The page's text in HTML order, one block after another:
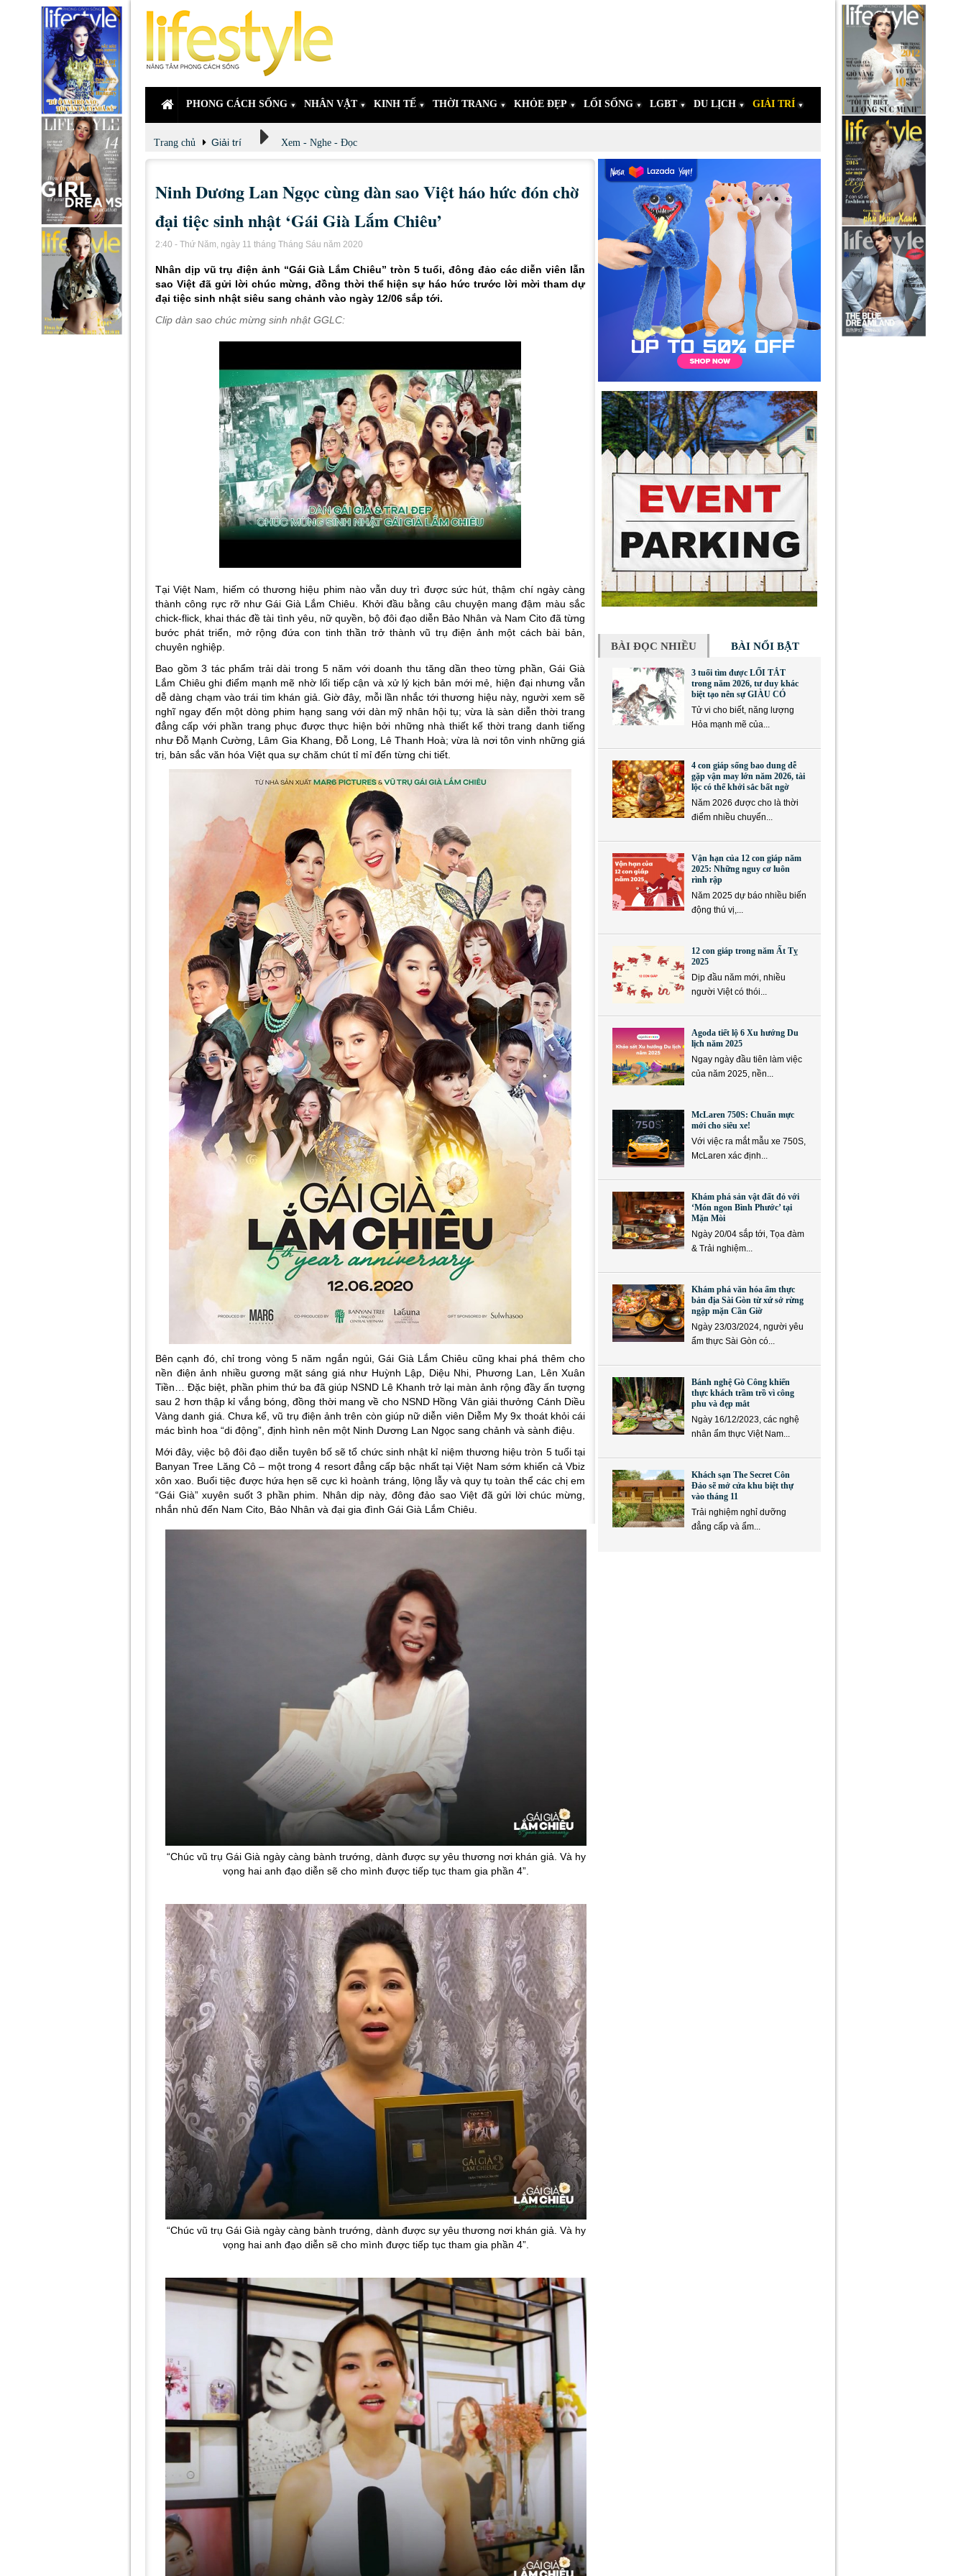
PHONG CÁCH SỐNG NHÂN VẬT KINH TẾ THỜI TRANG KHỎE ĐẸP LỐI SỐNG LGBT DU LỊCH GIẢI TRÍ
Trang chủ Giải trí Xem - Nghe - Đọc
Ninh Dương Lan Ngọc cùng dàn sao Việt háo hức đón chờ
đại tiệc sinh nhật ‘Gái Già Lắm Chiêu’
2:40 - Thứ Năm, ngày 11 tháng Tháng Sáu năm 2020
Nhân dịp vũ trụ điện ảnh “Gái Già Lắm Chiêu” tròn 5 tuổi, đông đảo các diễn viên lẫn
sao Việt đã gửi lời chúc mừng, đồng thời thể hiện sự háo hức trước lời mời tham dự
đại tiệc sinh nhật siêu sang chảnh vào ngày 12/06 sắp tới.
Clip dàn sao chúc mừng sinh nhật GGLC:
Tại Việt Nam, hiếm có thương hiệu phim nào vẫn duy trì được sức hút, thậm chí ngày càng
thành công rực rỡ như Gái Già Lắm Chiêu. Khởi đầu bằng câu chuyện mang đậm màu sắc
chick-flick, khai thác đề tài tình yêu, nữ quyền, bộ đôi đạo diễn Bảo Nhân và Nam Cito đã từng
bước phát triển, mở rộng đứa con tinh thần trở thành vũ trụ điện ảnh một cách bài bản,
chuyên nghiệp.
Bao gồm 3 tác phẩm trải dài trong 5 năm với doanh thu tăng dần theo từng phần, Gái Già
Lắm Chiêu ghi điểm mạnh mẽ nhờ lối tiếp cận và xử lý kịch bản mới mẻ, hiện đại nhưng vẫn
dễ dàng chạm vào trái tim khán giả. Giờ đây, mỗi lần nhắc tới thương hiệu này, người xem sẽ
nghĩ ngay đến một dòng phim hạng sang với dàn mỹ nhân hội tụ; vừa là sàn diễn thời trang
đẳng cấp với phần trang phục được thực hiện bởi những nhà thiết kế thời trang danh tiếng
như Đỗ Mạnh Cường, Lâm Gia Khang, Đỗ Long, Lê Thanh Hoà; vừa là nơi tôn vinh những giá
trị, bản sắc văn hóa Việt qua sự chăm chút tỉ mỉ đến từng chi tiết.
Bên cạnh đó, chỉ trong vòng 5 năm ngắn ngủi, Gái Già Lắm Chiêu cũng khai phá thêm cho
nền điện ảnh nhiều gương mặt sáng giá như Huỳnh Lập, Diệu Nhi, Phương Lan, Lên Xuân
Tiền… Đặc biệt, phần phim thứ ba đã giúp NSND Lê Khanh trở lại màn ảnh rộng đầy ấn tượng
sau 2 hơn thập kỉ vắng bóng, đồng thời mang về cho NSND Hồng Vân giải thưởng Cánh Diều
Vàng danh giá. Chưa kể, vũ trụ điện ảnh trên còn giúp nữ diễn viên Diễm My 9x thoát khỏi cái
mác bình hoa “di động”, định hình nên một Ninh Dương Lan Ngọc sang chảnh và sành điệu.
Mới đây, việc bộ đôi đạo diễn tuyên bố sẽ tổ chức sinh nhật kỉ niệm thương hiệu tròn 5 tuổi tại
Banyan Tree Lăng Cô – một trong 4 resort đẳng cấp bậc nhất tại Việt Nam sớm khiến cả Vbiz
xôn xao. Buổi tiệc được hứa hẹn sẽ cực kì hoành tráng, lộng lẫy và quy tụ toàn thể các chị em
“Gái Già” xuyên suốt 3 phần phim. Nhân dịp này, đông đảo sao Việt đã gửi lời chúc mừng,
nhắn nhủ đến Nam Cito, Bảo Nhân và đại gia đình Gái Già Lắm Chiêu.
“Chúc vũ trụ Gái Già ngày càng bành trướng, dành được sự yêu thương nơi khán giả. Và hy
vọng hai anh đạo diễn sẽ cho mình được tiếp tục tham gia phần 4”.
“Chúc vũ trụ Gái Già ngày càng bành trướng, dành được sự yêu thương nơi khán giả. Và hy
vọng hai anh đạo diễn sẽ cho mình được tiếp tục tham gia phần 4”.
BÀI ĐỌC NHIỀU BÀI NỔI BẬT
3 tuổi tìm được LỐI TẮT
trong năm 2026, tư duy khác
biệt tạo nên sự GIÀU CÓ
Tử vi cho biết, năng lượng
Hỏa mạnh mẽ của...
4 con giáp sống bao dung dễ
gặp vận may lớn năm 2026, tài
lộc có thể khởi sắc bất ngờ
Năm 2026 được cho là thời
điểm nhiều chuyển...
Vận hạn của 12 con giáp năm
2025: Những nguy cơ luôn
rình rập
Năm 2025 dự báo nhiều biến
động thú vị,...
12 con giáp trong năm Ất Tỵ
2025
Dịp đầu năm mới, nhiều
người Việt có thói...
Agoda tiết lộ 6 Xu hướng Du
lịch năm 2025
Ngay ngày đầu tiên làm việc
của năm 2025, nền...
McLaren 750S: Chuẩn mực
mới cho siêu xe!
Với việc ra mắt mẫu xe 750S,
McLaren xác định...
Khám phá sản vật đất đỏ với
‘Món ngon Bình Phước’ tại
Mặn Mòi
Ngày 20/04 sắp tới, Tọa đàm
& Trải nghiệm...
Khám phá văn hóa ẩm thực
bản địa Sài Gòn từ xứ sở rừng
ngập mặn Cần Giờ
Ngày 23/03/2024, người yêu
ẩm thực Sài Gòn có...
Bánh nghệ Gò Công khiến
thực khách trầm trồ vì công
phu và đẹp mắt
Ngày 16/12/2023, các nghệ
nhân ẩm thực Việt Nam...
Khách sạn The Secret Côn
Đảo sẽ mở cửa khu biệt thự
vào tháng 11
Trải nghiệm nghỉ dưỡng
đẳng cấp và ẩm...